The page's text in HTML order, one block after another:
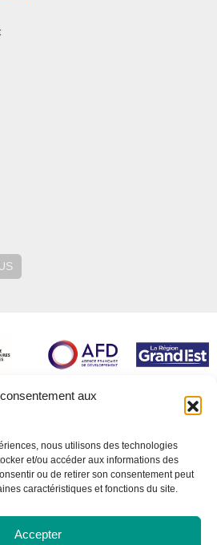
aux
nous utilisons des technologies
et/ou accéder aux informations des
ou de retirer son consentement peut
caractéristiques et fonctions du site.
Accepter